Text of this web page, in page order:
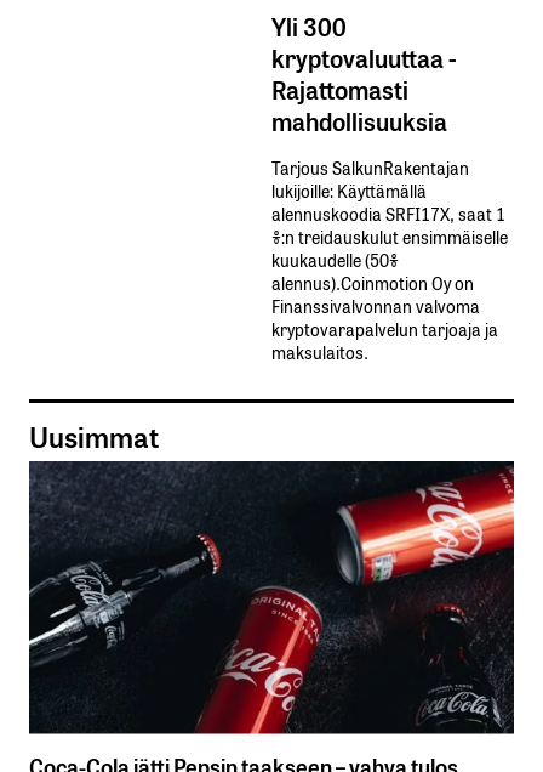
Yli 300
kryptovaluuttaa -
Rajattomasti
mahdollisuuksia
Tarjous SalkunRakentajan
lukijoille: Käyttämällä​ ​
alennuskoodia​ ​SRFI17X,​ ​saat​ ​1
%:n treidauskulut​ ​ensimmäiselle​ ​
kuukaudelle​ ​(50%​ ​
alennus).Coinmotion Oy on
Finanssivalvonnan valvoma
kryptovarapalvelun tarjoaja ja
maksulaitos.
Uusimmat
Coca-Cola jätti Pepsin taakseen – vahva tulos